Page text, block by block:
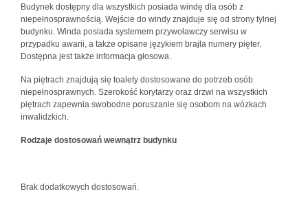
Budynek dostępny dla wszystkich posiada windę dla osób z
niepełnosprawnością. Wejście do windy znajduje się od strony tylnej
budynku. Winda posiada systemem przywoławczy serwisu w
przypadku awarii, a także opisane językiem brajla numery pięter.
Dostępna jest także informacja głosowa.
Na piętrach znajdują się toalety dostosowane do potrzeb osób
niepełnosprawnych. Szerokość korytarzy oraz drzwi na wszystkich
piętrach zapewnia swobodne poruszanie się osobom na wózkach
inwalidzkich.
Rodzaje dostosowań wewnątrz budynku
Brak dodatkowych dostosowań.